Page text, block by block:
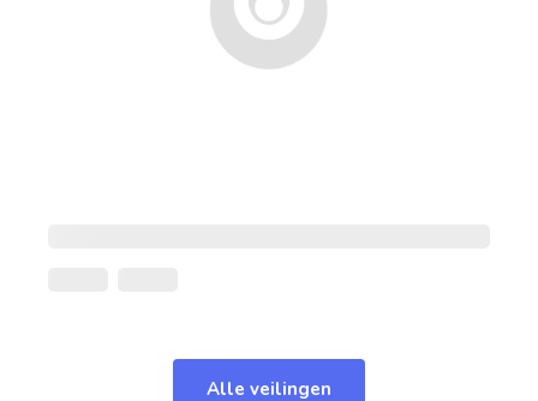
Alle veilingen